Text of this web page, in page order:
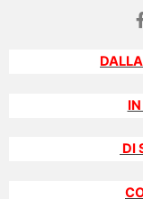
DI